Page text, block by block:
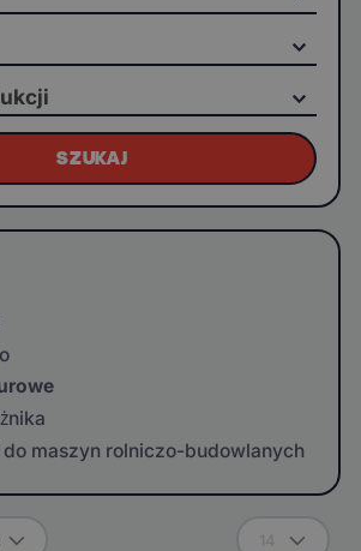
SZUKAJ
do maszyn rolniczo-budowlanych